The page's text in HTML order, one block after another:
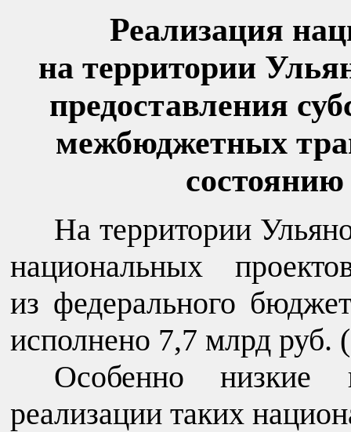
Реализация
на территории
предоставления
межбюджетных
состоянию
На территории
национальных
из федерального
исполнено 7,7 млрд руб.
Особенно низкие
реализации таких